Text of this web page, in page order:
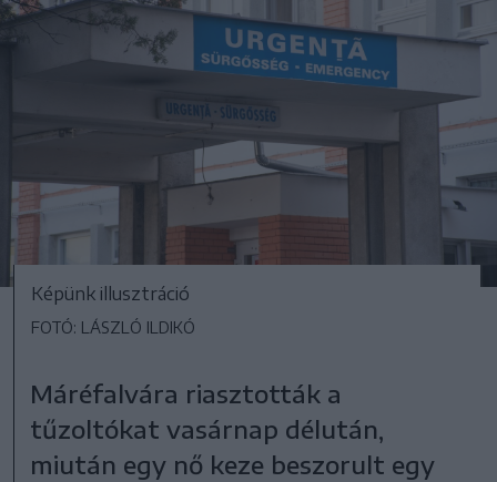
Képünk illusztráció
FOTÓ: LÁSZLÓ ILDIKÓ
Máréfalvára riasztották a
tűzoltókat vasárnap délután,
miután egy nő keze beszorult egy